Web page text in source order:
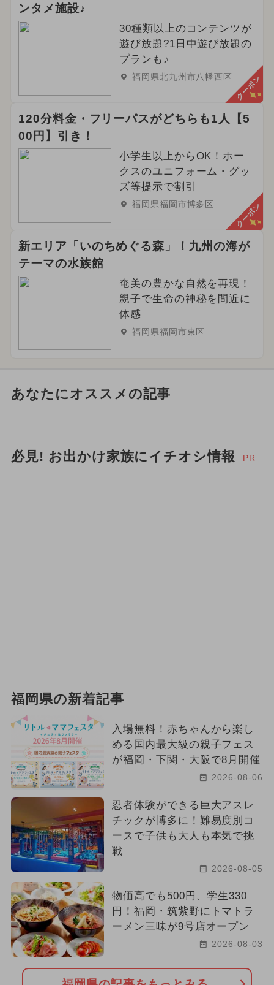
ンタメ施設♪
30種類以上のコンテンツが
遊び放題?1日中遊び放題の
プランも♪
福岡県北九州市八幡西区 クーポン
120分料金・フリーパスがどちらも1人【5
00円】引き！
小学生以上からOK！ホー
クスのユニフォーム・グッ
ズ等提示で割引
福岡県福岡市博多区 クーポン
新エリア「いのちめぐる森」！九州の海が
テーマの水族館
奄美の豊かな自然を再現！
親子で生命の神秘を間近に
体感
福岡県福岡市東区
あなたにオススメの記事
必見! お出かけ家族にイチオシ情報 PR
福岡県の新着記事
入場無料！赤ちゃんから楽し
める国内最大級の親子フェス
が福岡・下関・大阪で8月開催
2026-08-06
忍者体験ができる巨大アスレ
チックが博多に！難易度別コ
ースで子供も大人も本気で挑
戦
2026-08-05
物価高でも500円、学生330
円！福岡・筑紫野にトマトラ
ーメン三味が9号店オープン
2026-08-03